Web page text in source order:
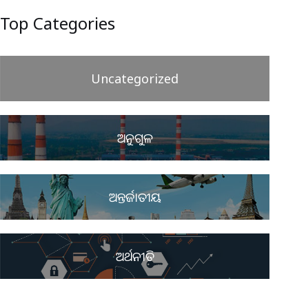
Top Categories
Uncategorized
ଅନୁଗୁଳ
ଅନ୍ତର୍ଜାତୀୟ
ଅର୍ଥନୀତି